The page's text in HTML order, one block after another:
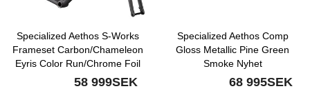
Specialized Aethos S-Works
Frameset Carbon/Chameleon
Eyris Color Run/Chrome Foil
Nyhet
58 999SEK
Specialized Aethos Comp
Gloss Metallic Pine Green
Smoke Nyhet
68 995SEK